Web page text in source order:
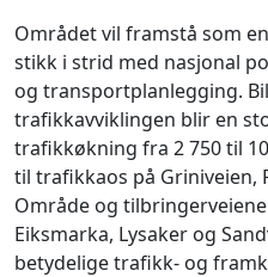
Området vil framstå som
stikk i strid med nasjonal
og transportplanlegging.
trafikkavviklingen blir en
trafikkøkning fra 2 750 til
til trafikkaos på Griniveien,
Område og
Eiksmarka, Lysaker og
betydelige trafikk- og